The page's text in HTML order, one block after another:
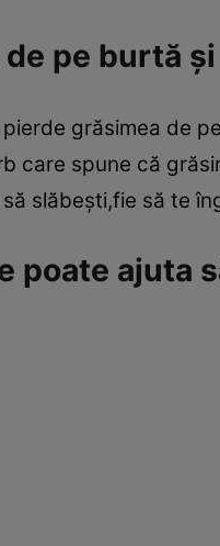
pe burtă
grăsimea de
care spune că
slăbeşti,fie să te
poate ajuta